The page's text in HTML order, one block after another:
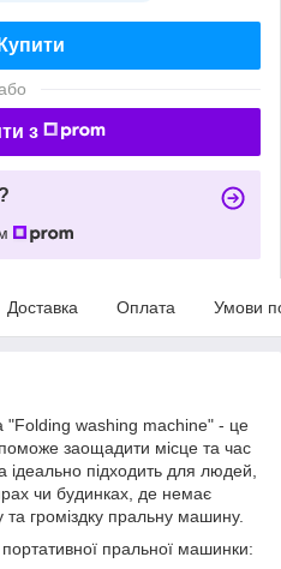
Купити
з
Доставка Оплата Умови
"Folding washing machine" - це
заощадити місце та час
підходить для людей,
чи будинках, де немає
та громіздку пральну машину.
портативної пральної машинки: